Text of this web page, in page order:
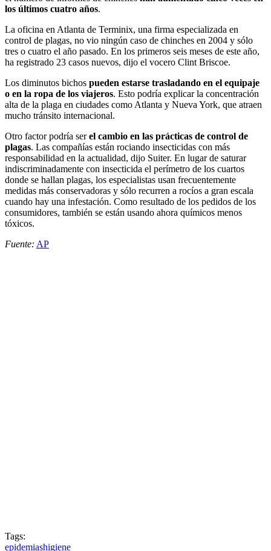
los últimos cuatro años.
La oficina en Atlanta de Terminix, una firma especializada en
control de plagas, no vio ningún caso de chinches en 2004 y sólo
tres o cuatro el año pasado. En los primeros seis meses de este año,
ha registrado 23 casos nuevos, dijo el vocero Clint Briscoe.
Los diminutos bichos pueden estarse trasladando en el equipaje
o en la ropa de los viajeros. Esto podría explicar la concentración
alta de la plaga en ciudades como Atlanta y Nueva York, que atraen
mucho tránsito internacional.
Otro factor podría serel cambio en las prácticas de control de
plagas. Las compañías están rociando insecticidas con más
responsabilidad en la actualidad, dijo Suiter. En lugar de saturar
indiscriminadamente con insecticida el perímetro de los cuartos
donde se hallan plagas, los especialistas usan frecuentemente
medidas más conservadoras y sólo recurren a rocíos a gran escala
cuando hay una infestación. Como resultado de los pedidos de los
consumidores, también se están usando ahora químicos menos
tóxicos.
Fuente: AP
Tags:
epidemiashigiene